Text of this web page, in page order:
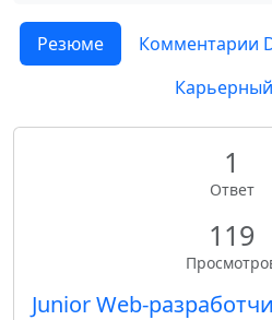
Резюме Комментарии
1
Ответ
119
Junior Web-